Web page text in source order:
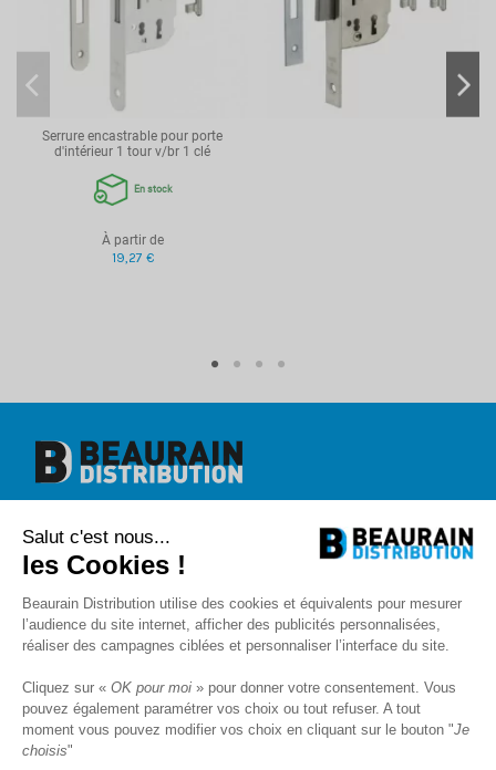
Point de fermeture
Sens d'ouverture
Système de fermeture
Type de pose
1 clé
Serrure encastrable pour porte
d'intérieur 1 tour v/br 1 clé
En stock
À partir de
19,27 €
1 rue de l'abbé Caron
BP 40020
80390 Fressenneville
contact@beaurain-distribution.com
Qui sommes-nous?
Mentions légales
CGV
Politique de protection des données
Livraison
Salut c'est nous...
les Cookies !
Beaurain Distribution utilise des cookies et équivalents pour mesurer
l’audience du site internet, afficher des publicités personnalisées,
réaliser des campagnes ciblées et personnaliser l’interface du site.
Cliquez sur « OK pour moi » pour donner votre consentement. Vous
pouvez également paramétrer vos choix ou tout refuser. A tout
moment vous pouvez modifier vos choix en cliquant sur le bouton "Je
choisis"